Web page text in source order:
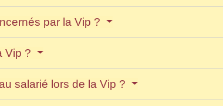
par la Vip ?
Vip ?
salarié lors de la Vip ?